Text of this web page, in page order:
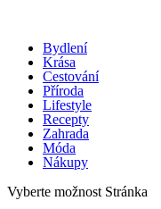
Bydlení
Krása
Cestování
Příroda
Lifestyle
Recepty
Zahrada
Móda
Nákupy
Vyberte možnost Stránka